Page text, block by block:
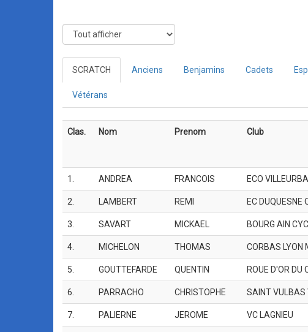
SCRATCH Anciens Benjamins Cadets
Vétérans
Clas. Nom Prenom Club
1. ANDREA FRANCOIS ECO
2. LAMBERT REMI EC DUQUESNE
3. SAVART MICKAEL BOURG AIN
4. MICHELON THOMAS CORBAS LYON
5. GOUTTEFARDE QUENTIN ROUE D'OR DU
6. PARRACHO CHRISTOPHE SAINT VULBAS
7. PALIERNE JEROME VC LAGNIEU